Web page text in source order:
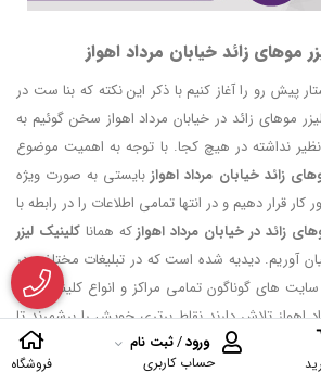
ورود/ثبت نام
حساب کاربری
فروشگاه
موهای زائد خیابان مرداد اهواز
رو را آغاز کنیم با ذکر این نکته که بنا ست در
موهای زائد در خیابان مرداد اهواز سخن گوئیم به
نظیر نداشته در هیچ کجا. با توجه به اهمیت موضوع
زائد خیابان مرداد اهوازبایستی به صورت ویژه
قرار دهیم و در انتها تمامی اطلاعات را در رابطه با
زائد در خیابان مرداد اهوازکه هماناکلینیک لیزر
آوریم. دیدیه شده است که در تبلیغات مختلف، در
های گوناگون تمامی مراکز و انواع کلینیک لیزر
اهواز تلاش دارند نقاط برتری خویش را برشمرند تا
اند محیطی متفاوت با شرایطی ایده آل را
لیزر موهای زائد مربوطه. ما نیز در این میان به